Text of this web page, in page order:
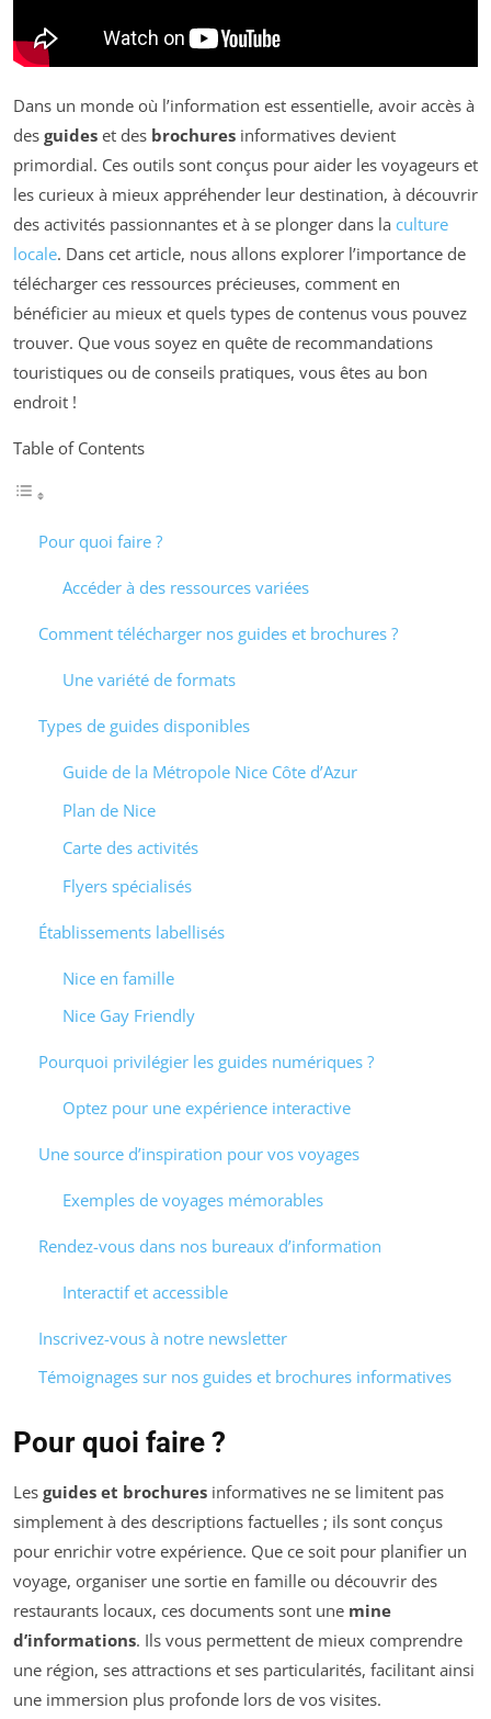
Dans un monde où l’information est essentielle, avoir accès à
des guides et des brochures informatives devient
primordial. Ces outils sont conçus pour aider les voyageurs et
les curieux à mieux appréhender leur destination, à découvrir
des activités passionnantes et à se plonger dans la culture
locale. Dans cet article, nous allons explorer l’importance de
télécharger ces ressources précieuses, comment en
bénéficier au mieux et quels types de contenus vous pouvez
trouver. Que vous soyez en quête de recommandations
touristiques ou de conseils pratiques, vous êtes au bon
endroit !
Table of Contents
Pour quoi faire ?
Accéder à des ressources variées
Comment télécharger nos guides et brochures ?
Une variété de formats
Types de guides disponibles
Guide de la Métropole Nice Côte d’Azur
Plan de Nice
Carte des activités
Flyers spécialisés
Établissements labellisés
Nice en famille
Nice Gay Friendly
Pourquoi privilégier les guides numériques ?
Optez pour une expérience interactive
Une source d’inspiration pour vos voyages
Exemples de voyages mémorables
Rendez-vous dans nos bureaux d’information
Interactif et accessible
Inscrivez-vous à notre newsletter
Témoignages sur nos guides et brochures informatives
Pour quoi faire ?
Les guides et brochures informatives ne se limitent pas
simplement à des descriptions factuelles ; ils sont conçus
pour enrichir votre expérience. Que ce soit pour planifier un
voyage, organiser une sortie en famille ou découvrir des
restaurants locaux, ces documents sont une mine
d’informations. Ils vous permettent de mieux comprendre
une région, ses attractions et ses particularités, facilitant ainsi
une immersion plus profonde lors de vos visites.